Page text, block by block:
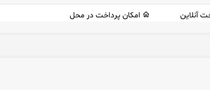
آنلاین امکان پرداخت در محل